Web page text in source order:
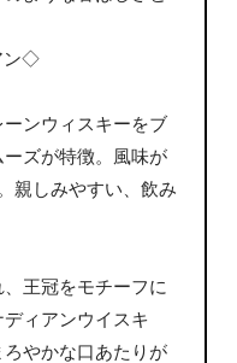
ン◇
ンウィスキーをブ
ズが特徴。風味が
親しみやすい、飲み
王冠をモチーフに
ィアンウイスキ
やかな口あたりが